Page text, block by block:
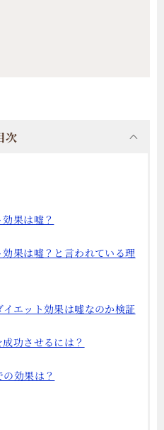
次
果は嘘？
果は嘘？と言われている理
エット効果は嘘なのか検証
功させるには？
効果は？